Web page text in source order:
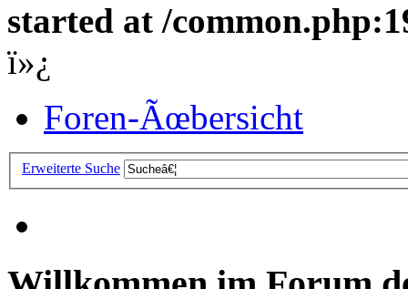
started at /
ï»¿
Foren-Ãœbersicht
Erweiterte Suche